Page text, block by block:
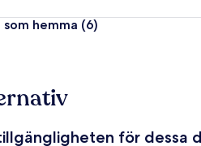
som hemma (6)
för dessa